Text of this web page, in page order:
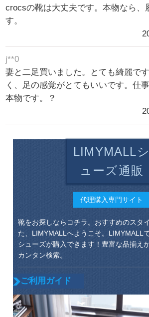
crocsの靴は大丈夫です。本物なら、
す。
j**0
妻と二足買いました。とても綺麗で
く、足の感覚がとてもいいです。仕
本物です。？
LIMYMALLシ
ューズ通販
代理購入専門サイト
靴をお探しならコチラ。おすすめのスタ
た、LIMYMALLへようこそ。LIMYMALL
シューズが購入できます！豊富な品揃え
カンタン検索。
ご利用ガイド